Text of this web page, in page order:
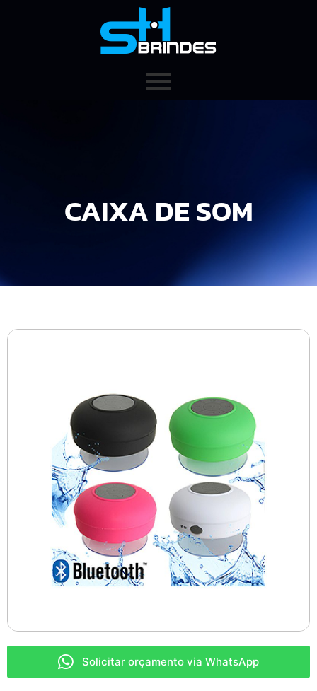
CAIXA DE SOM
Solicitar orçamento via WhatsApp